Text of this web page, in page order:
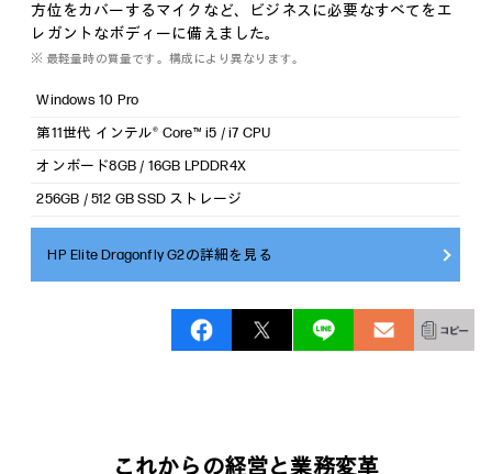
方位をカバーするマイクなど、ビジネスに必要なすべてをエ
レガントなボディーに備えました。
※ 最軽量時の質量です。構成により異なります。
Windows 10 Pro
第11世代 インテル® Core™ i5 / i7 CPU
オンボード8GB / 16GB LPDDR4X
256GB / 512 GB SSD ストレージ
HP Elite Dragonfly G2の詳細を見る
これからの経営と業務変革